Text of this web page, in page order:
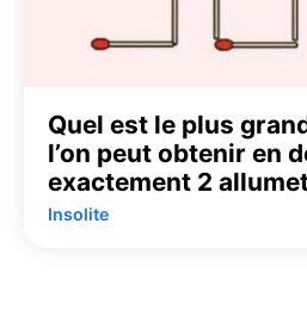
Quel est le plus
l’on peut obtenir en
exactement 2
Insolite